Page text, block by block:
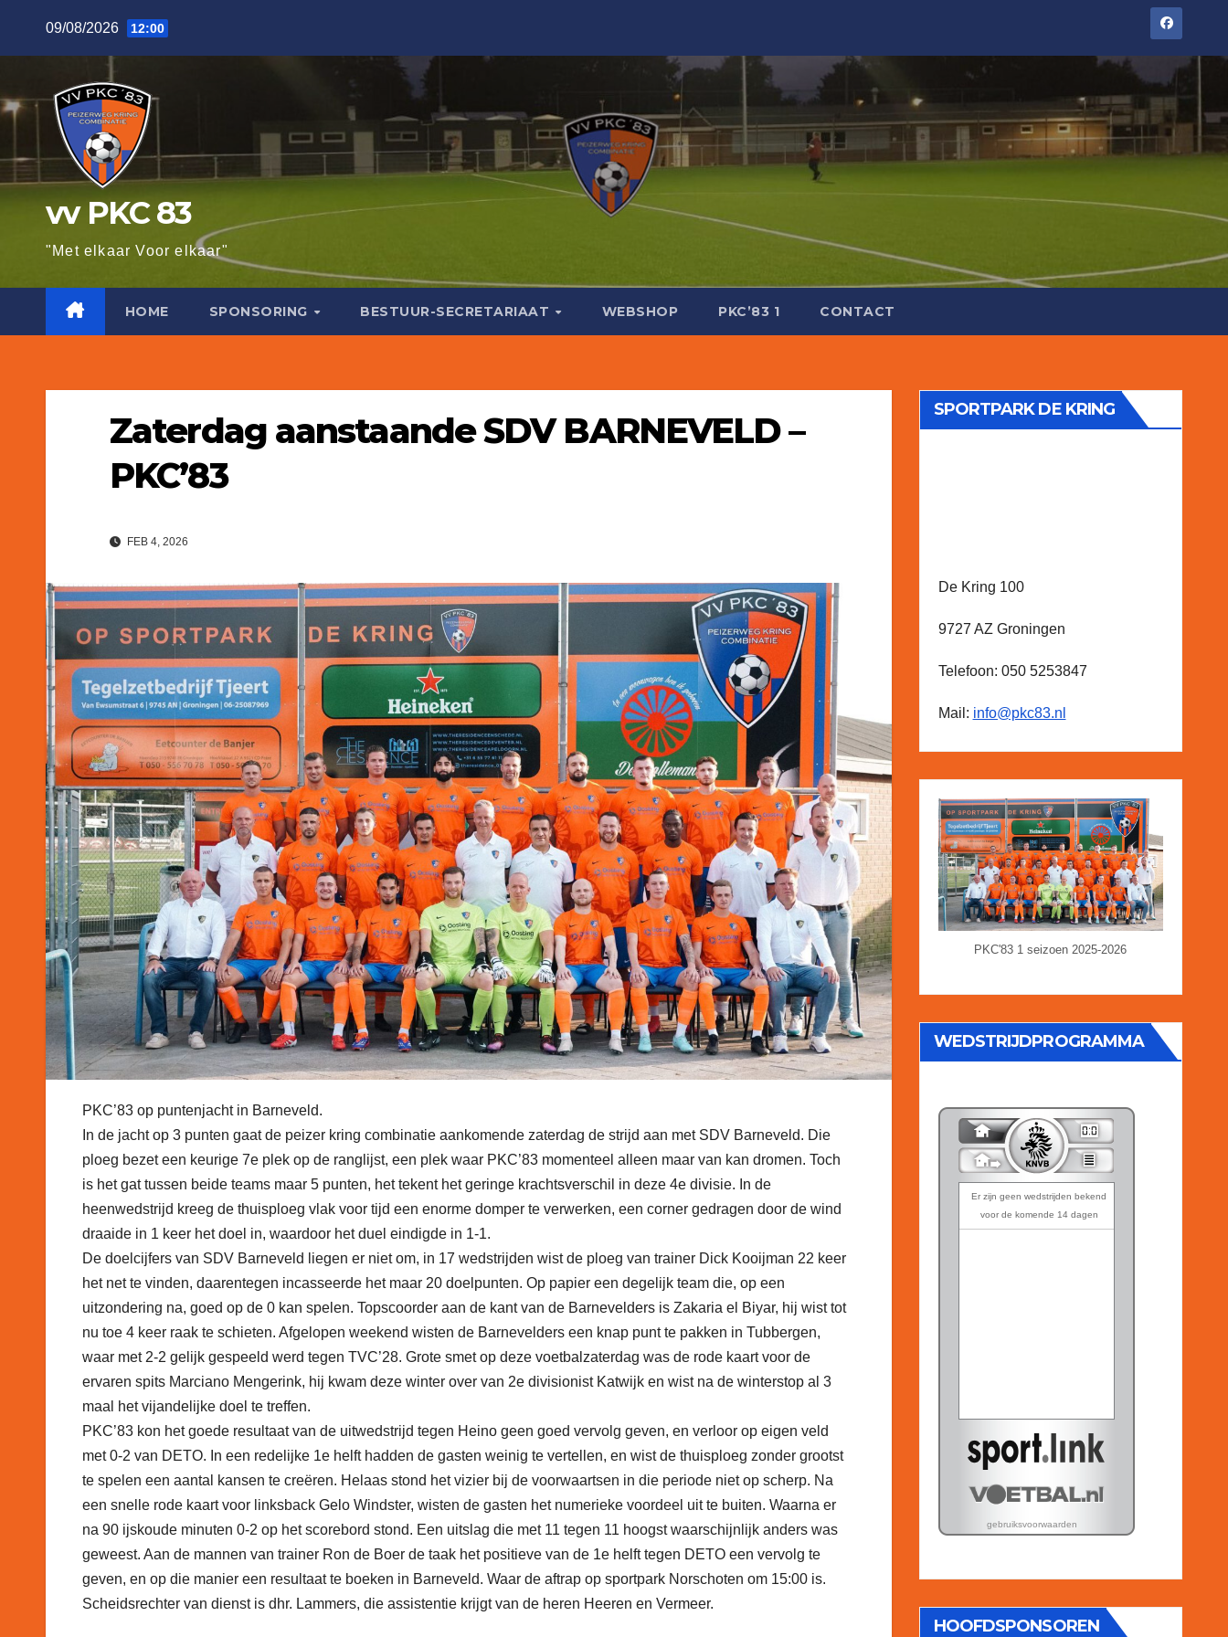
inhoud
09/08/2026 12:00
vv PKC 83
"Met elkaar Voor elkaar"
HOME SPONSORING BESTUUR-SECRETARIAAT WEBSHOP PKC’83 1 CONTACT
Zaterdag aanstaande SDV BARNEVELD –
PKC’83
FEB 4, 2026
PKC’83 op puntenjacht in Barneveld.
In de jacht op 3 punten gaat de peizer kring combinatie aankomende zaterdag de strijd aan met SDV Barneveld. Die
ploeg bezet een keurige 7e plek op de ranglijst, een plek waar PKC’83 momenteel alleen maar van kan dromen. Toch
is het gat tussen beide teams maar 5 punten, het tekent het geringe krachtsverschil in deze 4e divisie. In de
heenwedstrijd kreeg de thuisploeg vlak voor tijd een enorme domper te verwerken, een corner gedragen door de wind
draaide in 1 keer het doel in, waardoor het duel eindigde in 1-1.
De doelcijfers van SDV Barneveld liegen er niet om, in 17 wedstrijden wist de ploeg van trainer Dick Kooijman 22 keer
het net te vinden, daarentegen incasseerde het maar 20 doelpunten. Op papier een degelijk team die, op een
uitzondering na, goed op de 0 kan spelen. Topscoorder aan de kant van de Barnevelders is Zakaria el Biyar, hij wist tot
nu toe 4 keer raak te schieten. Afgelopen weekend wisten de Barnevelders een knap punt te pakken in Tubbergen,
waar met 2-2 gelijk gespeeld werd tegen TVC’28. Grote smet op deze voetbalzaterdag was de rode kaart voor de
ervaren spits Marciano Mengerink, hij kwam deze winter over van 2e divisionist Katwijk en wist na de winterstop al 3
maal het vijandelijke doel te treffen.
PKC’83 kon het goede resultaat van de uitwedstrijd tegen Heino geen goed vervolg geven, en verloor op eigen veld
met 0-2 van DETO. In een redelijke 1e helft hadden de gasten weinig te vertellen, en wist de thuisploeg zonder grootst
te spelen een aantal kansen te creëren. Helaas stond het vizier bij de voorwaartsen in die periode niet op scherp. Na
een snelle rode kaart voor linksback Gelo Windster, wisten de gasten het numerieke voordeel uit te buiten. Waarna er
na 90 ijskoude minuten 0-2 op het scorebord stond. Een uitslag die met 11 tegen 11 hoogst waarschijnlijk anders was
geweest. Aan de mannen van trainer Ron de Boer de taak het positieve van de 1e helft tegen DETO een vervolg te
geven, en op die manier een resultaat te boeken in Barneveld. Waar de aftrap op sportpark Norschoten om 15:00 is.
Scheidsrechter van dienst is dhr. Lammers, die assistentie krijgt van de heren Heeren en Vermeer.
SPORTPARK DE KRING
De Kring 100
9727 AZ Groningen
Telefoon: 050 5253847
Mail: info@pkc83.nl
PKC'83 1 seizoen 2025-2026
WEDSTRIJDPROGRAMMA
HOOFDSPONSOREN